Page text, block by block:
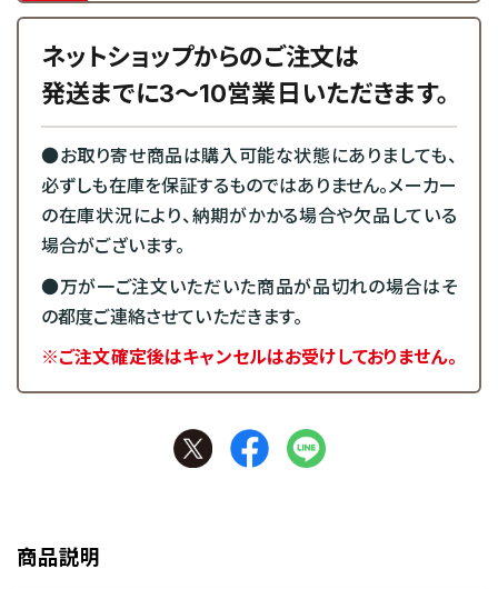
ネットショップからのご注文は
発送までに3～10営業日いただきます。
●お取り寄せ商品は購入可能な状態にありましても、
必ずしも在庫を保証するものではありません。メーカー
の在庫状況により、納期がかかる場合や欠品している
場合がございます。
●万が一ご注文いただいた商品が品切れの場合はそ
の都度ご連絡させていただきます。
※ご注文確定後はキャンセルはお受けしておりません。
商品説明